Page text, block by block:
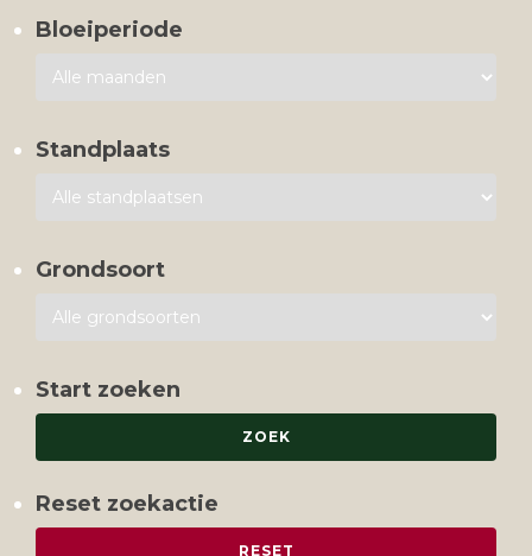
Bloeiperiode
Standplaats
Grondsoort
Start zoeken
Reset zoekactie